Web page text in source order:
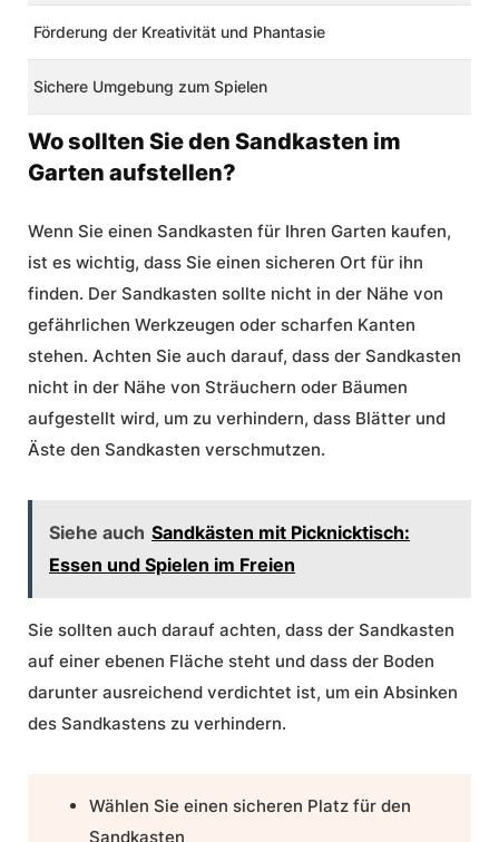
Förderung der Kreativität und Phantasie
Sichere Umgebung zum Spielen
Wo sollten Sie den Sandkasten im
Garten aufstellen?
Wenn Sie einen Sandkasten für Ihren Garten kaufen,
ist es wichtig, dass Sie einen sicheren Ort für ihn
finden. Der Sandkasten sollte nicht in der Nähe von
gefährlichen Werkzeugen oder scharfen Kanten
stehen. Achten Sie auch darauf, dass der Sandkasten
nicht in der Nähe von Sträuchern oder Bäumen
aufgestellt wird, um zu verhindern, dass Blätter und
Äste den Sandkasten verschmutzen.
Siehe auch Sandkästen mit Picknicktisch:
Essen und Spielen im Freien
Sie sollten auch darauf achten, dass der Sandkasten
auf einer ebenen Fläche steht und dass der Boden
darunter ausreichend verdichtet ist, um ein Absinken
des Sandkastens zu verhindern.
Wählen Sie einen sicheren Platz für den
Sandkasten